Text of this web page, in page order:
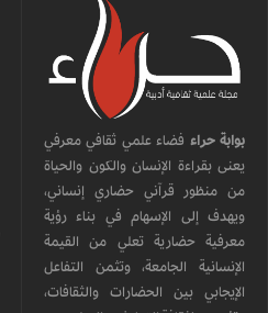
بوابة حراء فضاء علمي ثقافي معرفي
يعنى بقراءة الإنسان والكون والحياة
من منظور قرآني حضاري إنساني،
ويهدف إلى الإسهام في بناء رؤية
معرفية حضارية تعلي من القيمة
الإنسانية الجامعة، وتثمن التفاعل
الإيجابي بين الحضارات والثقافات،